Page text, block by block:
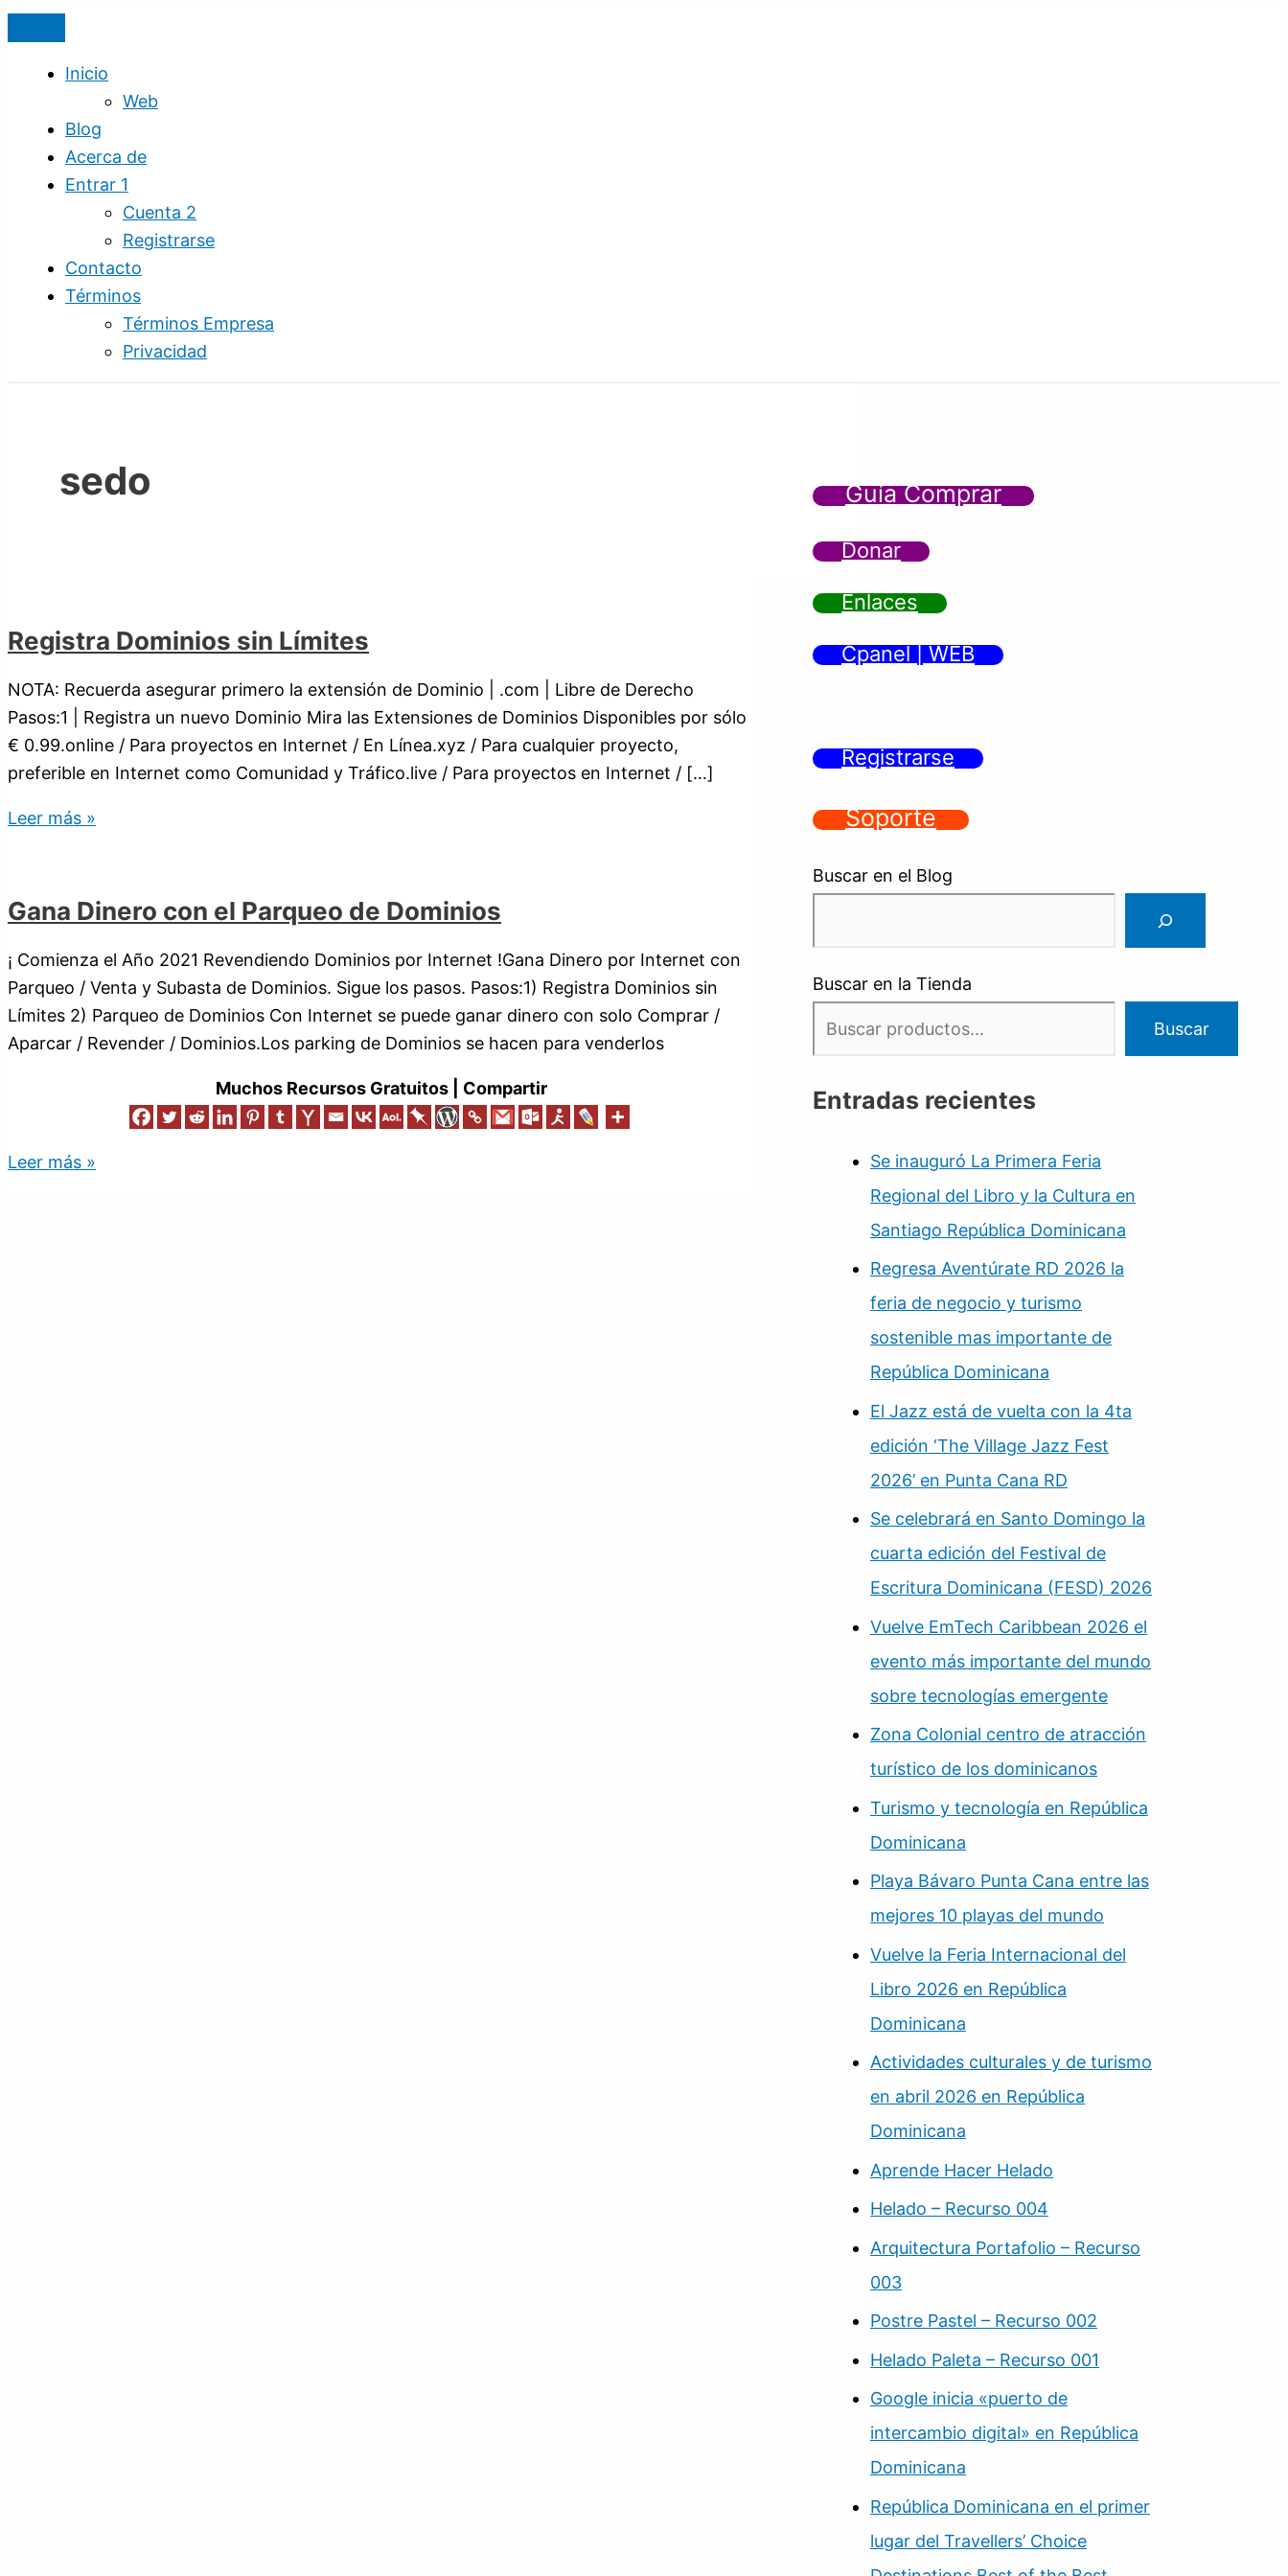
Ir
al
contenido
Inicio
Web
Blog
Acerca de
Entrar 1
Cuenta 2
Registrarse
Contacto
Términos
Términos Empresa
Privacidad
sedo
Registra Dominios sin Límites
NOTA: Recuerda asegurar primero la extensión de Dominio | .com | Libre de Derecho
Pasos:1 | Registra un nuevo Dominio Mira las Extensiones de Dominios Disponibles por sólo
€ 0.99.online / Para proyectos en Internet / En Línea.xyz / Para cualquier proyecto,
preferible en Internet como Comunidad y Tráfico.live / Para proyectos en Internet / […]
Registra
Dominios
Leer más »
Gana Dinero con el Parqueo de Dominios
¡ Comienza el Año 2021 Revendiendo Dominios por Internet !Gana Dinero por Internet con
Parqueo / Venta y Subasta de Dominios. Sigue los pasos. Pasos:1) Registra Dominios sin
Límites 2) Parqueo de Dominios Con Internet se puede ganar dinero con solo Comprar /
Aparcar / Revender / Dominios.Los parking de Dominios se hacen para venderlos
Muchos Recursos Gratuitos | Compartir
Gana
Dinero
Parqueo
Dominios
Leer más »
Guía Comprar
Donar
Enlaces
Cpanel | WEB
Registrarse
Soporte
Buscar en el Blog
Buscar en la Tienda
Buscar
Entradas recientes
Se inauguró La Primera Feria
Regional del Libro y la Cultura en
Santiago República Dominicana
Regresa Aventúrate RD 2026 la
feria de negocio y turismo
sostenible mas importante de
República Dominicana
El Jazz está de vuelta con la 4ta
edición ‘The Village Jazz Fest
2026’ en Punta Cana RD
Se celebrará en Santo Domingo la
cuarta edición del Festival de
Escritura Dominicana (FESD) 2026
Vuelve EmTech Caribbean 2026 el
evento más importante del mundo
sobre tecnologías emergente
Zona Colonial centro de atracción
turístico de los dominicanos
Turismo y tecnología en República
Dominicana
Playa Bávaro Punta Cana entre las
mejores 10 playas del mundo
Vuelve la Feria Internacional del
Libro 2026 en República
Dominicana
Actividades culturales y de turismo
en abril 2026 en República
Dominicana
Aprende Hacer Helado
Helado – Recurso 004
Arquitectura Portafolio – Recurso
003
Postre Pastel – Recurso 002
Helado Paleta – Recurso 001
Google inicia «puerto de
intercambio digital» en República
Dominicana
República Dominicana en el primer
lugar del Travellers’ Choice